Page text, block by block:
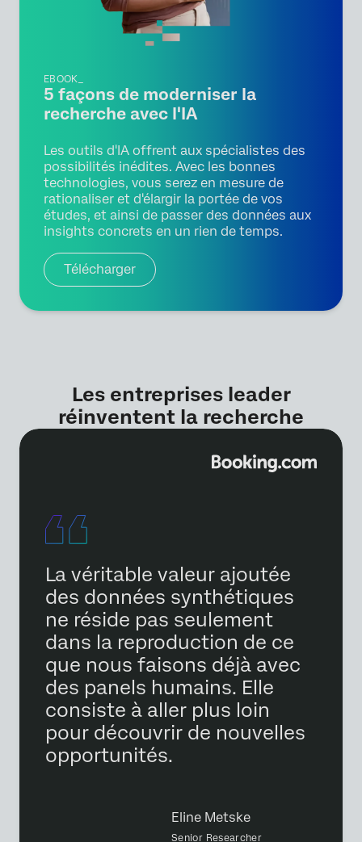
EBOOK_
5 façons de moderniser la
recherche avec l'IA
Les outils d'IA offrent aux spécialistes des
possibilités inédites. Avec les bonnes
technologies, vous serez en mesure de
rationaliser et d'élargir la portée de vos
études, et ainsi de passer des données aux
insights concrets en un rien de temps.
Télécharger
Les entreprises leader
réinventent la recherche
La véritable valeur ajoutée
des données synthétiques
ne réside pas seulement
dans la reproduction de ce
que nous faisons déjà avec
des panels humains. Elle
consiste à aller plus loin
pour découvrir de nouvelles
opportunités.
Eline Metske
Senior Researcher